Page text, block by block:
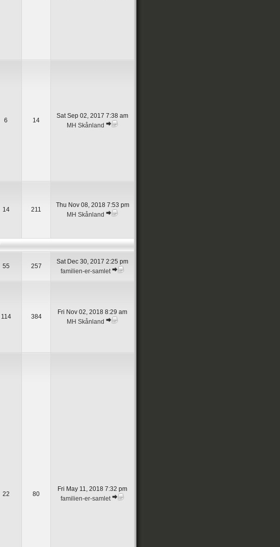
6 14
Sat Sep 02, 2017 7:38 am
MH Skånland
14 211
Thu Nov 08, 2018 7:53 pm
MH Skånland
55 257
Sat Dec 30, 2017 2:25 pm
familien-er-samlet
114 384
Fri Nov 02, 2018 8:29 am
MH Skånland
22 80
Fri May 11, 2018 7:32 pm
familien-er-samlet